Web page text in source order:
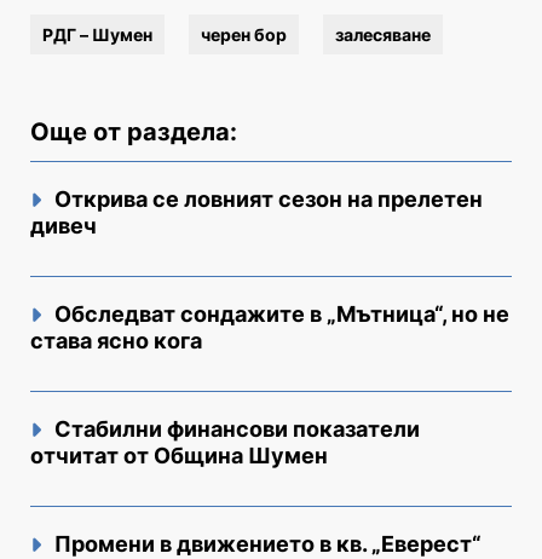
РДГ – Шумен черен бор залесяване
Още от раздела:
Открива се ловният сезон на прелетен
дивеч
Обследват сондажите в „Мътница“, но не
става ясно кога
Стабилни финансови показатели
отчитат от Община Шумен
Промени в движението в кв. „Еверест“